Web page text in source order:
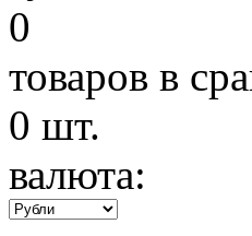
0
товаров в
0 шт.
валюта: